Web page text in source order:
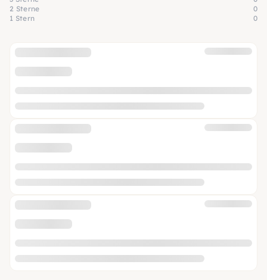
2 Sterne
0
1 Stern
0